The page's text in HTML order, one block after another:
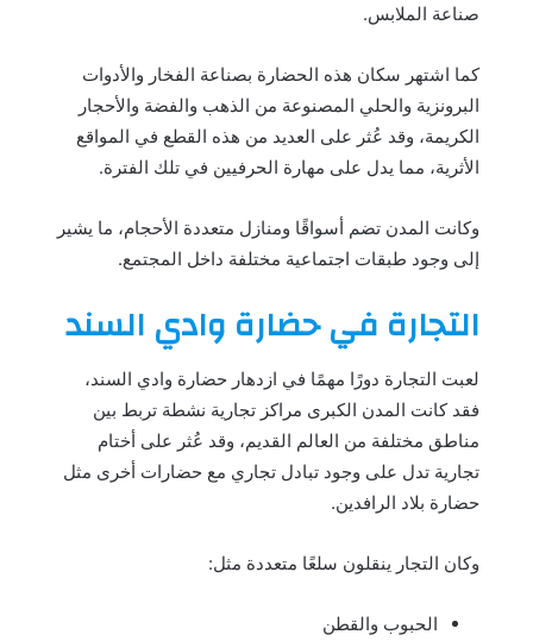
صناعة الملابس.
كما اشتهر سكان هذه الحضارة بصناعة الفخار والأدوات
البرونزية والحلي المصنوعة من الذهب والفضة والأحجار
الكريمة، وقد عُثر على العديد من هذه القطع في المواقع
الأثرية، مما يدل على مهارة الحرفيين في تلك الفترة.
وكانت المدن تضم أسواقًا ومنازل متعددة الأحجام، ما يشير
إلى وجود طبقات اجتماعية مختلفة داخل المجتمع.
التجارة في حضارة وادي السند
لعبت التجارة دورًا مهمًا في ازدهار حضارة وادي السند،
فقد كانت المدن الكبرى مراكز تجارية نشطة تربط بين
مناطق مختلفة من العالم القديم، وقد عُثر على أختام
تجارية تدل على وجود تبادل تجاري مع حضارات أخرى مثل
حضارة بلاد الرافدين.
وكان التجار ينقلون سلعًا متعددة مثل:
الحبوب والقطن